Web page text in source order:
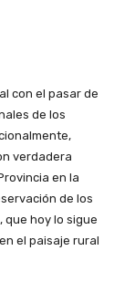
con el pasar de
de los
verdadera
en la
de los
que hoy lo sigue
el paisaje rural